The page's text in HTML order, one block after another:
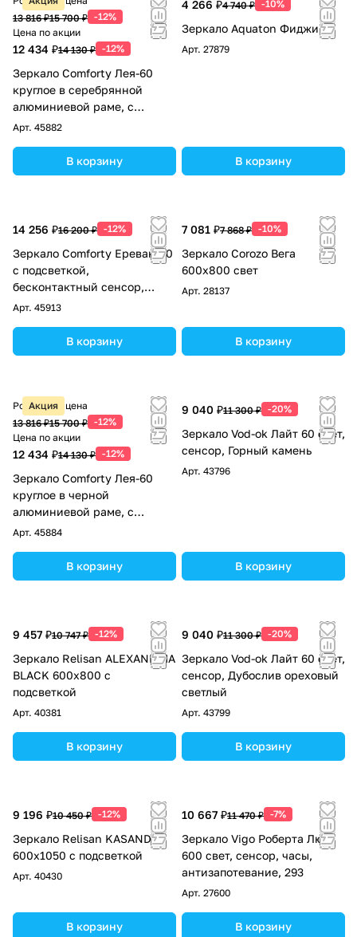
13 816 ₽15 700 ₽ -12%
Цена по акции
12 434 ₽14 130 ₽ -12%
Зеркало Comforty Лея-60
круглое в серебрянной
алюминиевой раме, с
подсветкой, бесконтактный
Арт. 45882
В корзину
4 266 ₽4 740 ₽ -10%
Зеркало Aquaton Фиджи 60
Арт. 27879
В корзину
14 256 ₽16 200 ₽ -12%
Зеркало Comforty Ереван-60
с подсветкой,
бесконтактный сенсор,
серый шёлк
Арт. 45913
В корзину
7 081 ₽7 868 ₽ -10%
Зеркало Corozo Вега
600х800 свет
Арт. 28137
В корзину
Акция
Розничная цена
13 816 ₽15 700 ₽ -12%
Цена по акции
12 434 ₽14 130 ₽ -12%
Зеркало Comforty Лея-60
круглое в черной
алюминиевой раме, с
подсветкой, бесконтактный
Арт. 45884
В корзину
9 040 ₽11 300 ₽ -20%
Зеркало Vod-ok Лайт 60 свет,
сенсор, Горный камень
Арт. 43796
В корзину
9 457 ₽10 747 ₽ -12%
Зеркало Relisan ALEXANDRIA
BLACK 600х800 с
подсветкой
Арт. 40381
В корзину
9 040 ₽11 300 ₽ -20%
Зеркало Vod-ok Лайт 60 свет,
сенсор, Дубослив ореховый
светлый
Арт. 43799
В корзину
9 196 ₽10 450 ₽ -12%
Зеркало Relisan KASANDRA
600х1050 с подсветкой
Арт. 40430
В корзину
10 667 ₽11 470 ₽ -7%
Зеркало Vigo Роберта Люкс
600 свет, сенсор, часы,
антизапотевание, 293
Арт. 27600
В корзину